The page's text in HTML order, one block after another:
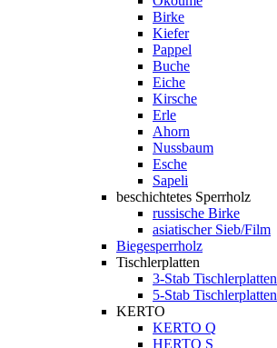
Birke
Kiefer
Pappel
Buche
Eiche
Kirsche
Erle
Ahorn
Nussbaum
Esche
Sapeli
beschichtetes Sperrholz
russische Birke
asiatischer Sieb/Film
Biegesperrholz
Tischlerplatten
3-Stab Tischlerplatten
5-Stab Tischlerplatten
KERTO
KERTO Q
HERTO S